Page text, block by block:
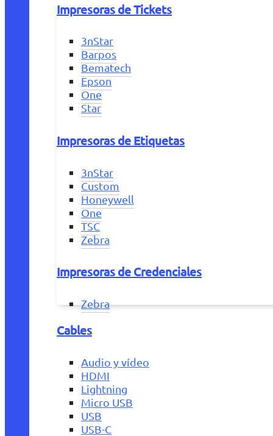
Impresoras de Tickets
3nStar
Barpos
Bematech
Epson
One
Star
Impresoras de Etiquetas
3nStar
Custom
Honeywell
One
TSC
Zebra
Impresoras de Credenciales
Zebra
Cables
Audio y vídeo
HDMI
Lightning
Micro USB
USB
USB-C